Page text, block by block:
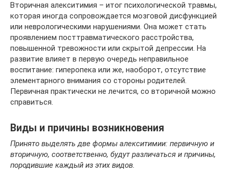
Вторичная алекситимия – итог психологической травмы,
которая иногда сопровождается мозговой дисфункцией
или неврологическими нарушениями. Она может стать
проявлением посттравматического расстройства,
повышенной тревожности или скрытой депрессии. На
развитие влияет в первую очередь неправильное
воспитание: гиперопека или же, наоборот, отсутствие
элементарного внимания со стороны родителей.
Первичная практически не лечится, со вторичной можно
справиться.
Виды и причины возникновения
Принято выделять две формы алекситимии: первичную и
вторичную, соответственно, будут различаться и причины,
породившие каждый из этих видов.